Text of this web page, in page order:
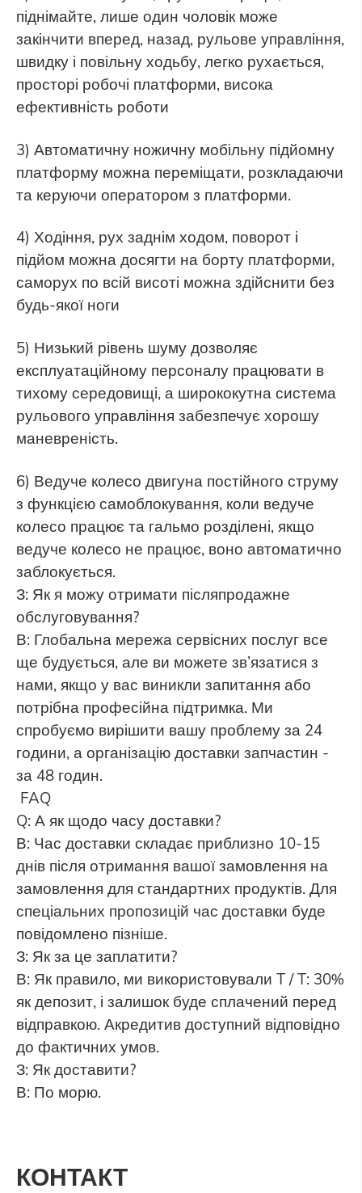
піднімайте, лише один чоловік може
закінчити вперед, назад, рульове управління,
швидку і повільну ходьбу, легко рухається,
просторі робочі платформи, висока
ефективність роботи
3) Автоматичну ножичну мобільну підйомну
платформу можна переміщати, розкладаючи
та керуючи оператором з платформи.
4) Ходіння, рух заднім ходом, поворот і
підйом можна досягти на борту платформи,
саморух по всій висоті можна здійснити без
будь-якої ноги
5) Низький рівень шуму дозволяє
експлуатаційному персоналу працювати в
тихому середовищі, а ширококутна система
рульового управління забезпечує хорошу
маневреність.
6) Ведуче колесо двигуна постійного струму
з функцією самоблокування, коли ведуче
колесо працює та гальмо розділені, якщо
ведуче колесо не працює, воно автоматично
заблокується.
З: Як я можу отримати післяпродажне
обслуговування?
В: Глобальна мережа сервісних послуг все
ще будується, але ви можете зв’язатися з
нами, якщо у вас виникли запитання або
потрібна професійна підтримка. Ми
спробуємо вирішити вашу проблему за 24
години, а організацію доставки запчастин -
за 48 годин.
FAQ
Q: А як щодо часу доставки?
В: Час доставки складає приблизно 10-15
днів після отримання вашої замовлення на
замовлення для стандартних продуктів. Для
спеціальних пропозицій час доставки буде
повідомлено пізніше.
З: Як за це заплатити?
В: Як правило, ми використовували T / T: 30%
як депозит, і залишок буде сплачений перед
відправкою. Акредитив доступний відповідно
до фактичних умов.
З: Як доставити?
В: По морю.
КОНТАКТ